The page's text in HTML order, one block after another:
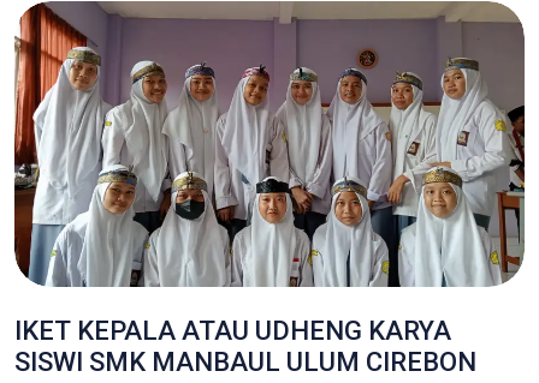
IKET KEPALA ATAU UDHENG KARYA
SISWI SMK MANBAUL ULUM CIREBON